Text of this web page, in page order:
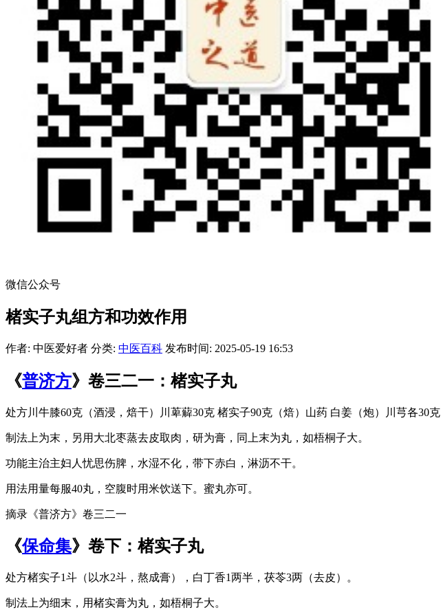
微信公众号
楮实子丸组方和功效作用
作者: 中医爱好者 分类: 中医百科 发布时间: 2025-05-19 16:53
《普济方》卷三二一：楮实子丸
处方川牛膝60克（酒浸，焙干）川萆薢30克 楮实子90克（焙）山药 白姜（炮）川芎各30克
制法上为末，另用大北枣蒸去皮取肉，研为膏，同上末为丸，如梧桐子大。
功能主治主妇人忧思伤脾，水湿不化，带下赤白，淋沥不干。
用法用量每服40丸，空腹时用米饮送下。蜜丸亦可。
摘录《普济方》卷三二一
《保命集》卷下：楮实子丸
处方楮实子1斗（以水2斗，熬成膏），白丁香1两半，茯苓3两（去皮）。
制法上为细末，用楮实膏为丸，如梧桐子大。